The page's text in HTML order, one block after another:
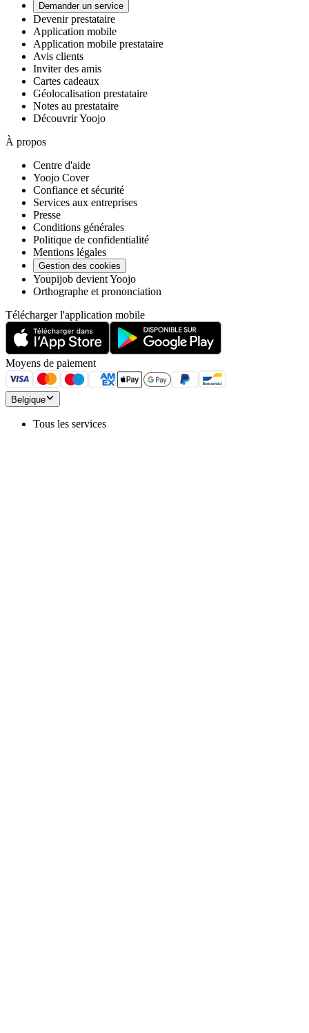
Demander un service
Devenir prestataire
Application mobile
Application mobile prestataire
Avis clients
Inviter des amis
Cartes cadeaux
Géolocalisation prestataire
Notes au prestataire
Découvrir Yoojo
À propos
Centre d'aide
Yoojo Cover
Confiance et sécurité
Services aux entreprises
Presse
Conditions générales
Politique de confidentialité
Mentions légales
Gestion des cookies
Youpijob devient Yoojo
Orthographe et prononciation
Télécharger l'application mobile
Moyens de paiement
Belgique
Tous les services